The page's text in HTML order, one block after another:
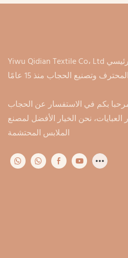
Yiwu Qidian Textile Co، Ltd هي المورد الرئيسي
بكم في الاستفسار عن الحجاب
نحن الخيار الأفضل لمصنع
الملابس المحتشمة